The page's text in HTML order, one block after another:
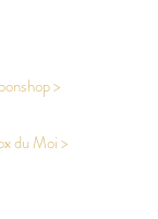
>
du Moi >